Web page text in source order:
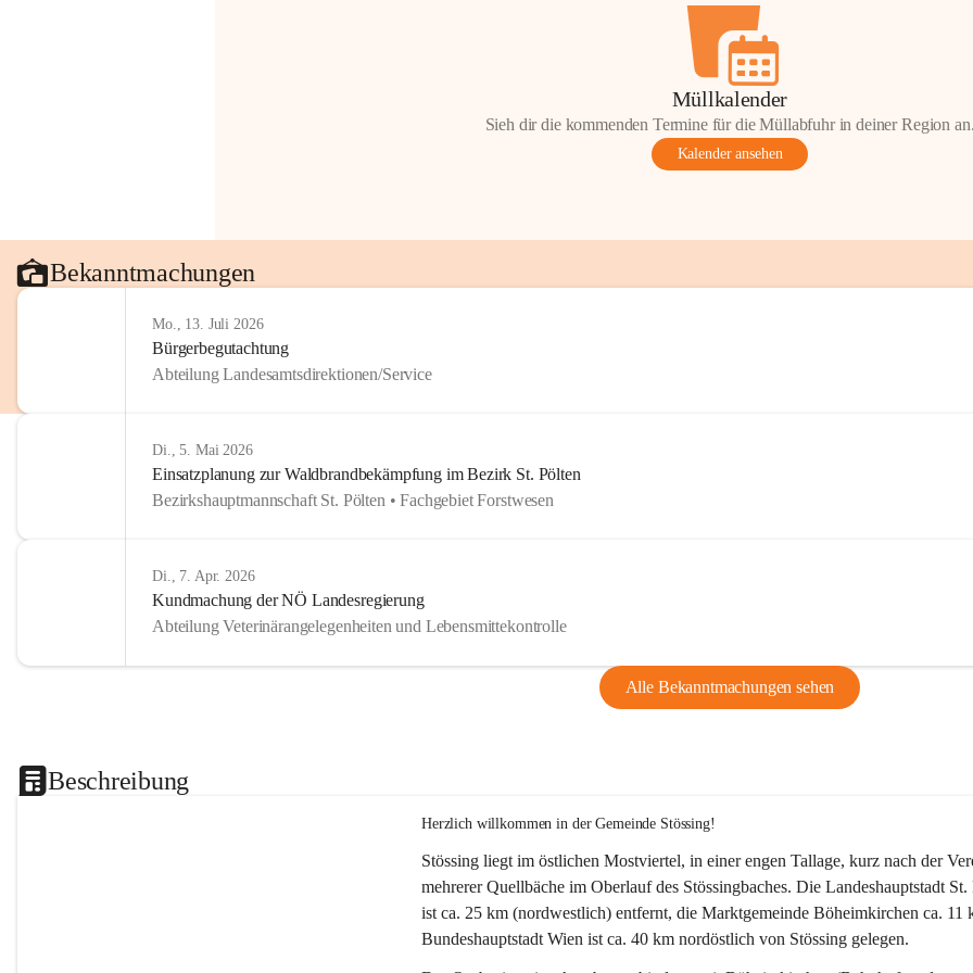
Müllkalender
Sieh dir die kommenden Termine für die Müllabfuhr in deiner Region
Kalender ansehen
Bekanntmachungen
Mo., 13. Juli 2026
Bürgerbegutachtung
Abteilung Landesamtsdirektionen/Service
Di., 5. Mai 2026
Einsatzplanung zur Waldbrandbekämpfung im Bezirk St. Pölten
Bezirkshauptmannschaft St. Pölten • Fachgebiet Forstwesen
Di., 7. Apr. 2026
Kundmachung der NÖ Landesregierung
Abteilung Veterinärangelegenheiten und Lebensmittekontrolle
Alle Bekanntmachungen sehen
Beschreibung
Herzlich willkommen in der Gemeinde Stössing!
Stössing liegt im östlichen Mostviertel, in einer engen Tallage, kurz nach der
mehrerer Quellbäche im Oberlauf des Stössingbaches. Die Landeshauptstadt
ist ca. 25 km (nordwestlich) entfernt, die Marktgemeinde Böheimkirchen ca.
Bundeshauptstadt Wien ist ca. 40 km nordöstlich von Stössing gelegen.